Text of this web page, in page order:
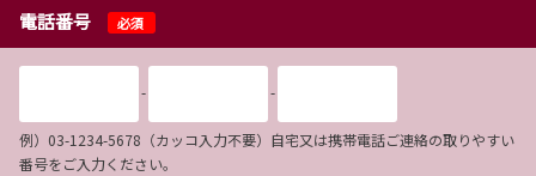
電話番号 必須
- -
例）03-1234-5678（カッコ入力不要）自宅又は携帯電話ご連絡の取りやすい
番号をご入力ください。